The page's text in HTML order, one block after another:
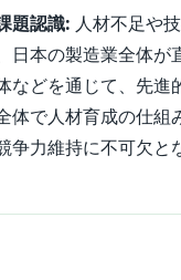
題認識: 人材不足や
日本の製造業全体が
などを通じて、先進
体で人材育成の仕組
争力維持に不可欠と